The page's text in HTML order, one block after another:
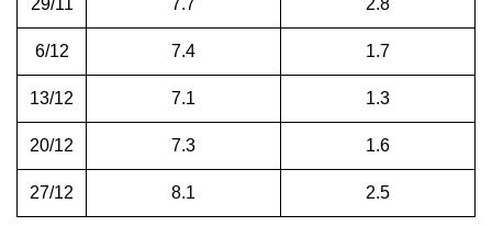
6/12 7.4 1.7
13/12 7.1 1.3
20/12 7.3 1.6
27/12 8.1 2.5